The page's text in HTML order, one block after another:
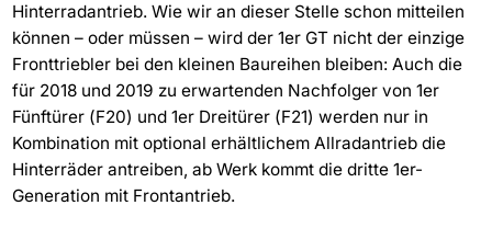
Hinterradantrieb. Wie wir an dieser Stelle schon mitteilen
können – oder müssen – wird der 1er GT nicht der einzige
Fronttriebler bei den kleinen Baureihen bleiben: Auch die
für 2018 und 2019 zu erwartenden Nachfolger von 1er
Fünftürer (F20) und 1er Dreitürer (F21) werden nur in
Kombination mit optional erhältlichem Allradantrieb die
Hinterräder antreiben, ab Werk kommt die dritte 1er-
Generation mit Frontantrieb.